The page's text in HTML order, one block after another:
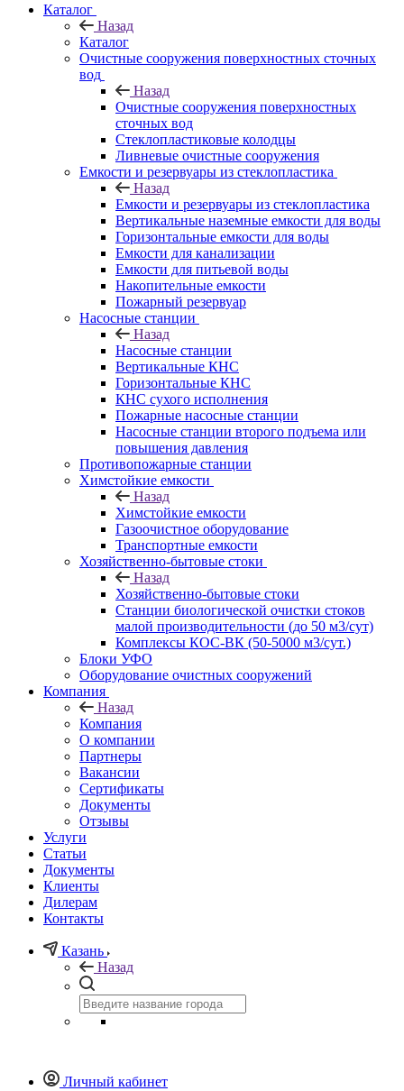
Каталог
Назад
Каталог
Очистные сооружения поверхностных сточных
вод
Назад
Очистные сооружения поверхностных
сточных вод
Стеклопластиковые колодцы
Ливневые очистные сооружения
Емкости и резервуары из стеклопластика
Назад
Емкости и резервуары из стеклопластика
Вертикальные наземные емкости для воды
Горизонтальные емкости для воды
Емкости для канализации
Емкости для питьевой воды
Накопительные емкости
Пожарный резервуар
Насосные станции
Назад
Насосные станции
Вертикальные КНС
Горизонтальные КНС
КНС сухого исполнения
Пожарные насосные станции
Насосные cтанции второго подъема или
повышения давления
Противопожарные станции
Химстойкие емкости
Назад
Химстойкие емкости
Газоочистное оборудование
Транспортные емкости
Хозяйственно-бытовые стоки
Назад
Хозяйственно-бытовые стоки
Станции биологической очистки стоков
малой производительности (до 50 м3/сут)
Комплексы КОС-ВК (50-5000 м3/сут.)
Блоки УФО
Оборудование очистных сооружений
Компания
Назад
Компания
О компании
Партнеры
Вакансии
Сертификаты
Документы
Отзывы
Услуги
Статьи
Документы
Клиенты
Дилерам
Контакты
Казань
Назад
Личный кабинет